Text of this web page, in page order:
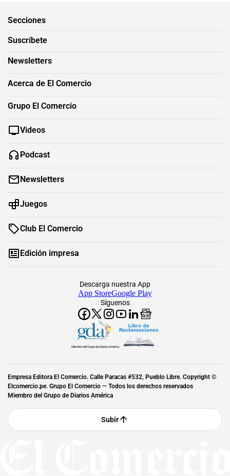
Secciones
Suscríbete
Newsletters
Acerca de El Comercio
Grupo El Comercio
Videos
Podcast
Newsletters
Juegos
Club El Comercio
Edición impresa
Síguenos
Descarga nuestra App
App StoreGoogle Play
Miembro del Grupo de Diarios América
Empresa Editora El Comercio. Calle Paracas #532, Pueblo Libre. Copyright ©
Elcomercio.pe. Grupo El Comercio — Todos los derechos reservados
Miembro del Grupo de Diarios América
Subir